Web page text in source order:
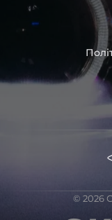
представлених на
Якщо ви шукаєте
розпакування та
ремонт фар,
корпусу та
коригування,
партнерські
тисячі
наявність на
Із часом передня
© 2026